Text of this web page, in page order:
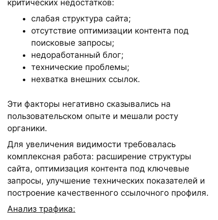
критических недостатков:
слабая структура сайта;
отсутствие оптимизации контента под
поисковые запросы;
недоработанный блог;
технические проблемы;
нехватка внешних ссылок.
Эти факторы негативно сказывались на
пользовательском опыте и мешали росту
органики.
Для увеличения видимости требовалась
комплексная работа: расширение структуры
сайта, оптимизация контента под ключевые
запросы, улучшение технических показателей и
построение качественного ссылочного профиля.
Анализ трафика: